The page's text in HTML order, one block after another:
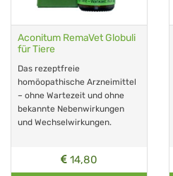
Aconitum RemaVet Globuli
für Tiere
Das rezeptfreie
homöopathische Arzneimittel
– ohne Wartezeit und ohne
bekannte Nebenwirkungen
und Wechselwirkungen.
14,80